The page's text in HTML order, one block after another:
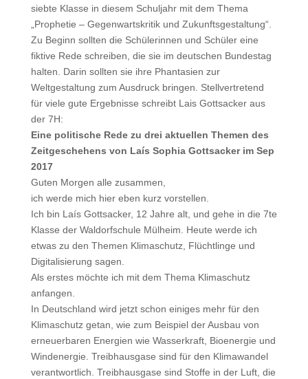
siebte Klasse in diesem Schuljahr mit dem Thema
„Prophetie – Gegenwartskritik und Zukunftsgestaltung“.
Zu Beginn sollten die Schülerinnen und Schüler eine
fiktive Rede schreiben, die sie im deutschen Bundestag
halten. Darin sollten sie ihre Phantasien zur
Weltgestaltung zum Ausdruck bringen. Stellvertretend
für viele gute Ergebnisse schreibt Lais Gottsacker aus
der 7H:
Eine politische Rede zu drei aktuellen Themen des
Zeitgeschehens von Laís Sophia Gottsacker im Sep
2017
Guten Morgen alle zusammen,
ich werde mich hier eben kurz vorstellen.
Ich bin Laís Gottsacker, 12 Jahre alt, und gehe in die 7te
Klasse der Waldorfschule Mülheim. Heute werde ich
etwas zu den Themen Klimaschutz, Flüchtlinge und
Digitalisierung sagen.
Als erstes möchte ich mit dem Thema Klimaschutz
anfangen.
In Deutschland wird jetzt schon einiges mehr für den
Klimaschutz getan, wie zum Beispiel der Ausbau von
erneuerbaren Energien wie Wasserkraft, Bioenergie und
Windenergie. Treibhausgase sind für den Klimawandel
verantwortlich. Treibhausgase sind Stoffe in der Luft, die